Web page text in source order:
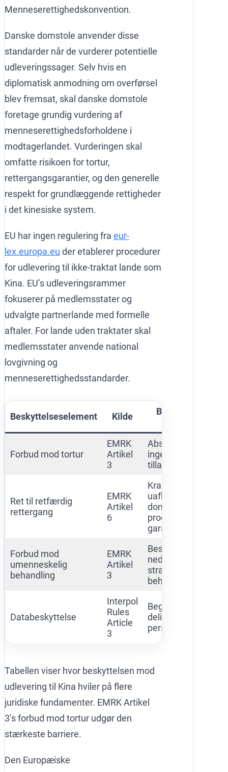
Menneserettighedskonvention.
Danske domstole anvender disse
standarder når de vurderer potentielle
udleveringssager. Selv hvis en
diplomatisk anmodning om overførsel
blev fremsat, skal danske domstole
foretage grundig vurdering af
menneserettighedsforholdene i
modtagerlandet. Vurderingen skal
omfatte risikoen for tortur,
rettergangsgarantier, og den generelle
respekt for grundlæggende rettigheder
i det kinesiske system.
EU har ingen regulering fra eur-
lex.europa.eu der etablerer procedurer
for udlevering til ikke-traktat lande som
Kina. EU’s udleveringsrammer
fokuserer på medlemsstater og
udvalgte partnerlande med formelle
aftaler. For lande uden traktater skal
medlemsstater anvende national
lovgivning og
menneserettighedsstandarder.
Beskyttelseselement Kilde
Beskyttelsens
Forbud mod tortur
EMRK
Artikel
3
Absolut forbud –
ingen undtagelser
tilladt
Ret til retfærdig
rettergang
EMRK
Artikel
6
Krav om
uafhængige
domstole og
procedurelle
garantier
Forbud mod
umenneskelig
behandling
EMRK
Artikel
3
Beskyttelse mod
nedværdigende
straf eller
behandling
Databeskyttelse
Interpol
Rules
Article
3
Begrænsning af
deling af
personoplysninger
Tabellen viser hvor beskyttelsen mod
udlevering til Kina hviler på flere
juridiske fundamenter. EMRK Artikel
3’s forbud mod tortur udgør den
stærkeste barriere.
Den Europæiske